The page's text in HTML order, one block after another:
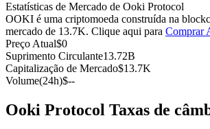
Futuros usando USDC como garantia
Estatísticas de Mercado de Ooki Protocol
OOKI é uma criptomoeda construída na
mercado de 13.7K. Clique aqui para Comprar
Preço Atual$0
Suprimento Circulante13.72B
Capitalização de Mercado$13.7K
Volume(24h)$--
Ooki Protocol Taxas de